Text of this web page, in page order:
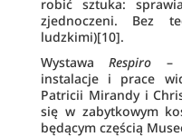
robić sztuka:
zjednoczeni. Bez
ludzkimi)[10].
WystawaRespiro –
instalacje i prace
Patricii Mirandy i
się w zabytkowym
będącym częścią